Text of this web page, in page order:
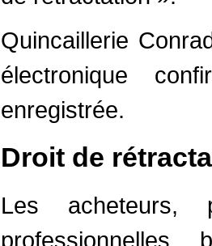
Quincaillerie
électronique
enregistrée.
Droit de
Les acheteurs,